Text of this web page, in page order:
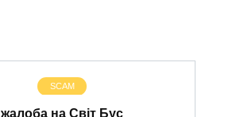
SCAM
жалоба на Світ Бус